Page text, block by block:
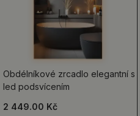
Obdélníkové zrcadlo elegantní s
led podsvícením
2 449.00 Kč